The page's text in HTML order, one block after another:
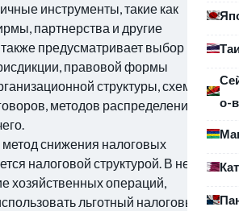
о-
инструменты, такие как
партнерства и другие
предусматривает выбор
правовой формы
структуры, схем
методов распределения
снижения налоговых
налоговой структурой. В нее
хозяйственных операций,
льготный налоговый